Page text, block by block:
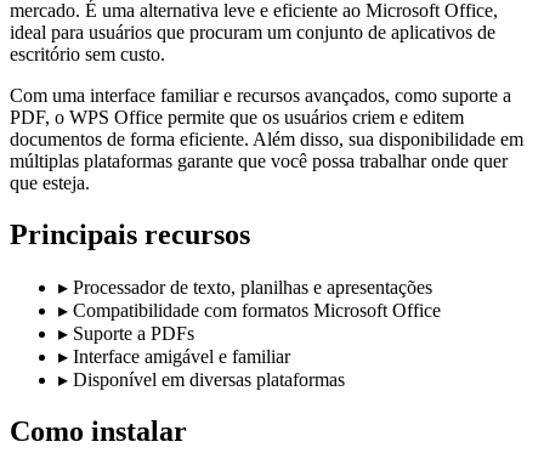
mercado. É uma alternativa leve e eficiente ao Microsoft Office,
ideal para usuários que procuram um conjunto de aplicativos de
escritório sem custo.
Com uma interface familiar e recursos avançados, como suporte a
PDF, o WPS Office permite que os usuários criem e editem
documentos de forma eficiente. Além disso, sua disponibilidade em
múltiplas plataformas garante que você possa trabalhar onde quer
que esteja.
Principais recursos
▸ Processador de texto, planilhas e apresentações
▸ Compatibilidade com formatos Microsoft Office
▸ Suporte a PDFs
▸ Interface amigável e familiar
▸ Disponível em diversas plataformas
Como instalar